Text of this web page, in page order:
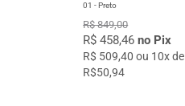
01 - Preto
R$ 849,00
R$ 458,46no Pix
R$ 509,40 ou 10x de
R$50,94